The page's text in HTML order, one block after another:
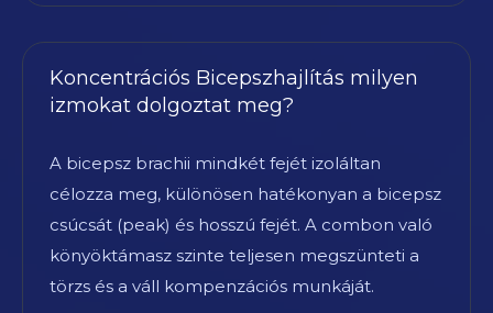
Koncentrációs Bicepszhajlítás milyen
izmokat dolgoztat meg?
A bicepsz brachii mindkét fejét izoláltan
célozza meg, különösen hatékonyan a bicepsz
csúcsát (peak) és hosszú fejét. A combon való
könyöktámasz szinte teljesen megszünteti a
törzs és a váll kompenzációs munkáját.